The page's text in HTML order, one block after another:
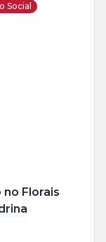
Social
Florais